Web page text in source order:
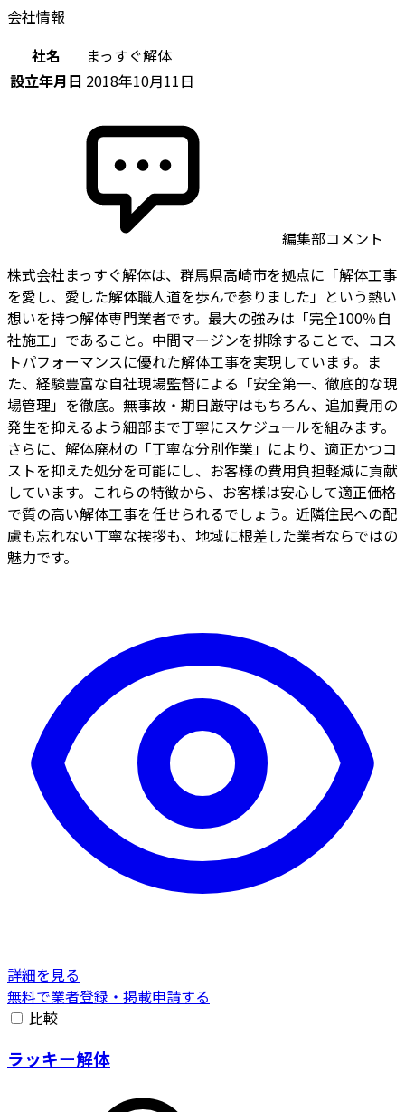
会社情報
社名
まっすぐ解体
設立年月日 2018年10月11日
編集部コメント
株式会社まっすぐ解体は、群馬県高崎市を拠点に「解体工事
を愛し、愛した解体職人道を歩んで参りました」という熱い
想いを持つ解体専門業者です。最大の強みは「完全100％自
社施工」であること。中間マージンを排除することで、コス
トパフォーマンスに優れた解体工事を実現しています。ま
た、経験豊富な自社現場監督による「安全第一、徹底的な現
場管理」を徹底。無事故・期日厳守はもちろん、追加費用の
発生を抑えるよう細部まで丁寧にスケジュールを組みます。
さらに、解体廃材の「丁寧な分別作業」により、適正かつコ
ストを抑えた処分を可能にし、お客様の費用負担軽減に貢献
しています。これらの特徴から、お客様は安心して適正価格
で質の高い解体工事を任せられるでしょう。近隣住民への配
慮も忘れない丁寧な挨拶も、地域に根差した業者ならではの
魅力です。
詳細を見る
無料で業者登録・掲載申請する
比較
ラッキー解体